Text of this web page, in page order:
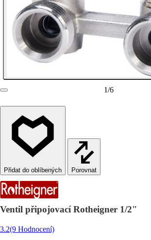
1/6
Porovnat
Ventil připojovací Rotheigner 1/2"
3.2(9 Hodnocení)